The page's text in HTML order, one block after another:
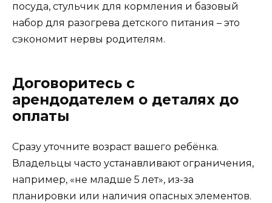
посуда, стульчик для кормления и базовый
набор для разогрева детского питания – это
сэкономит нервы родителям.
Договоритесь с
арендодателем о деталях до
оплаты
Сразу уточните возраст вашего ребёнка.
Владельцы часто устанавливают ограничения,
например, «не младше 5 лет», из-за
планировки или наличия опасных элементов.